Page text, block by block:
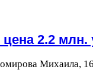
2.2 млн.
Михаила,